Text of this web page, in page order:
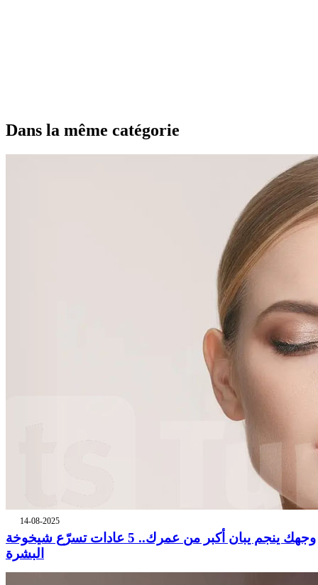
Dans la même catégorie
14-08-2025
وجهك ينجم يبان أكبر من عمرك.. 5 عادات تسرّع شيخوخة
البشرة